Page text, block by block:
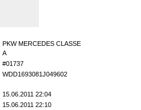
PKW MERCEDES CLASSE
A
#01737
WDD1693081J049602
15.06.2011 22:04
15.06.2011 22:10